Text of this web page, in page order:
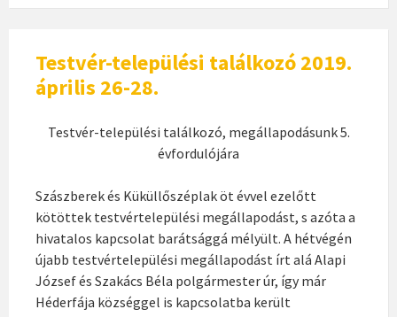
Testvér-települési találkozó 2019.
április 26-28.
Testvér-települési találkozó, megállapodásunk 5.
évfordulójára
Szászberek és Küküllőszéplak öt évvel ezelőtt
kötöttek testvértelepülési megállapodást, s azóta a
hivatalos kapcsolat barátsággá mélyült. A hétvégén
újabb testvértelepülési megállapodást írt alá Alapi
József és Szakács Béla polgármester úr, így már
Héderfája községgel is kapcsolatba került